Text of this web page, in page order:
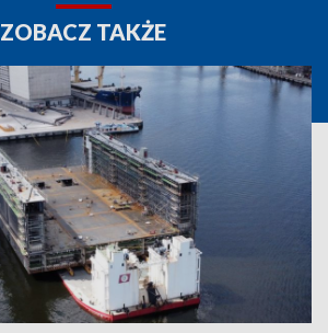
ZOBACZ TAKŻE